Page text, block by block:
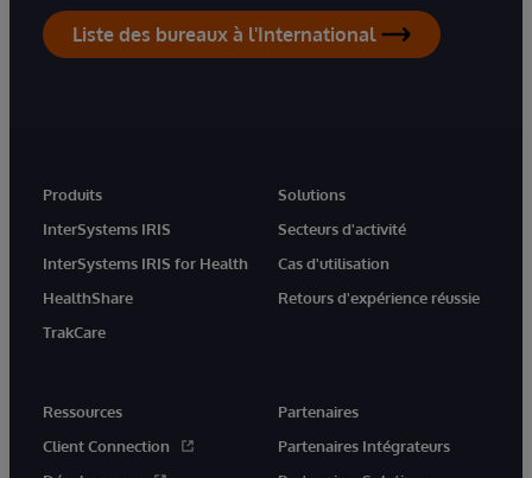
Liste des bureaux à l'International
Produits
InterSystems IRIS
InterSystems IRIS for Health
HealthShare
TrakCare
Solutions
Secteurs d'activité
Cas d'utilisation
Retours d'expérience réussie
Ressources
Client Connection
Partenaires
Partenaires Intégrateurs